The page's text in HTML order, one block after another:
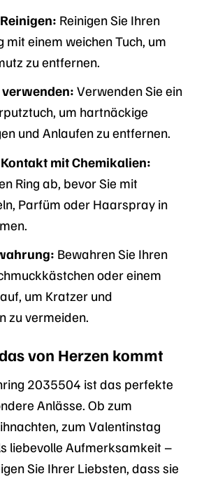
Reinigen Sie Ihren
mit einem weichen Tuch, um
zu entfernen.
Verwenden Sie ein
um hartnäckige
und Anlaufen zu entfernen.
mit Chemikalien:
Ring ab, bevor Sie mit
Parfüm oder Haarspray in
Bewahren Sie Ihren
oder einem
um Kratzer und
zu vermeiden.
von Herzen kommt
2035504 ist das perfekte
Anlässe. Ob zum
zum Valentinstag
liebevolle Aufmerksamkeit –
Sie Ihrer Liebsten, dass sie